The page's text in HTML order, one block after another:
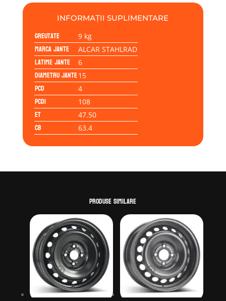
6J
4x108/47.5/63.4
INFORMAȚII SUPLIMENTARE
Greutate 9 kg
Marca jante ALCAR STAHLRAD
Latime jante 6
Diametru jante15
PCD 4
PCD1 108
ET 47.50
CB 63.4
Produse similare